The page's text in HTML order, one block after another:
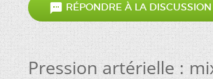
 RÉPONDRE À LA DISCUSSION
Pression artérielle :